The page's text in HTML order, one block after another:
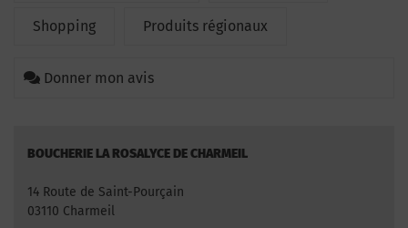
Shopping Produits régionaux
Donner mon avis
BOUCHERIE LA ROSALYCE DE CHARMEIL
14 Route de Saint-Pourçain
03110 Charmeil